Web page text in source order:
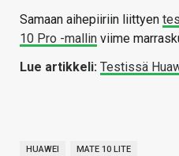
Samaan aihepiiriin liittyen
10 Pro -mallin viime
Lue artikkeli: Testissä
HUAWEI MATE 10 LITE